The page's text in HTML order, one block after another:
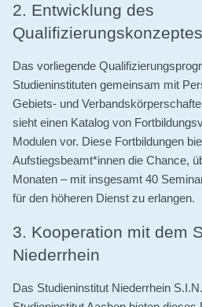
2. Entwicklung des
Qualifizierungskonzeptes
Das vorliegende
Studieninstituten gemeinsam mit
Gebiets- und
sieht einen Katalog von
Modulen vor. Diese Fortbildungen
Aufstiegsbeamt*innen die Chance,
Monaten – mit insgesamt 40
für den höheren Dienst zu erlangen.
3. Kooperation mit dem
Niederrhein
Das Studieninstitut Niederrhein